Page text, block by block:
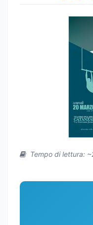
Tempo di lettura: